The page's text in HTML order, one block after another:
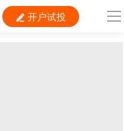
 开户试投
导